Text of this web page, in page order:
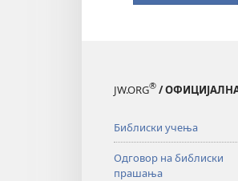
JW.ORG® /
Библиски учења
Одговор на библиски
прашања